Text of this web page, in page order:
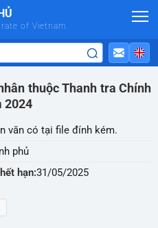
of Vietnam
thuộc Thanh tra Chính
2024
văn có tại file đính kém.
phủ
hạn:31/05/2025